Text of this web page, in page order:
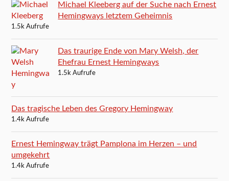
Michael Kleeberg auf der Suche nach Ernest
Hemingways letztem Geheimnis
1.5k Aufrufe
Das traurige Ende von Mary Welsh, der
Ehefrau Ernest Hemingways
1.5k Aufrufe
Das tragische Leben des Gregory Hemingway
1.4k Aufrufe
Ernest Hemingway trägt Pamplona im Herzen – und
umgekehrt
1.4k Aufrufe